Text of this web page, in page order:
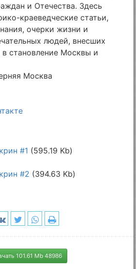
и Отечества. Здесь
краеведческие статьи,
очерки жизни и
людей, внесших
становление Москвы и
Москва
#1 (595.19 Kb)
#2 (394.63 Kb)
101.61 Mb 48986